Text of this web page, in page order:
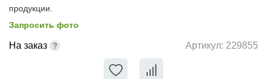
продукции.
Запросить фото
На заказ Артикул: 229855